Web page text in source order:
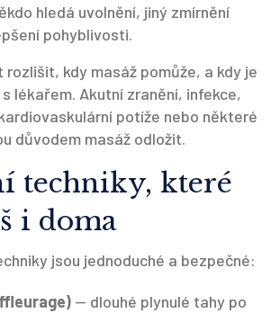
hledá uvolnění, jiný zmírnění
pohyblivosti.
rozlišit, kdy masáž pomůže, a kdy je
lékařem. Akutní zranění, infekce,
potíže nebo některé
důvodem masáž odložit.
techniky, které
i doma
jsou jednoduché a bezpečné:
— dlouhé plynulé tahy po